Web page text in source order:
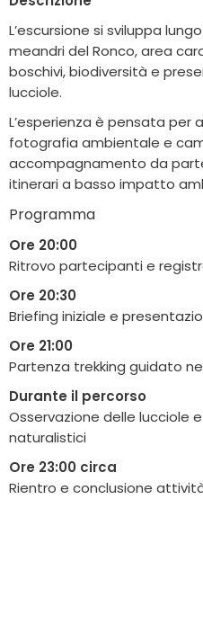
L’escursione si sviluppa
meandri del Ronco, area
boschivi, biodiversità e
lucciole.
L’esperienza è pensata per
fotografia ambientale e
accompagnamento da
itinerari a basso impatto
Programma
Ore 20:00
Ritrovo partecipanti e
Ore 20:30
Briefing iniziale e
Ore 21:00
Partenza trekking guidato
Durante il percorso
Osservazione delle lucciole
naturalistici
Ore 23:00 circa
Rientro e conclusione